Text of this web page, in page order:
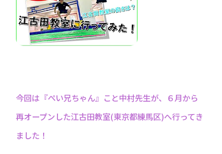
今回は『ぺい兄ちゃん』こと中村先生が、６月から
再オープンした江古田教室(東京都練馬区)へ行ってき
ました！